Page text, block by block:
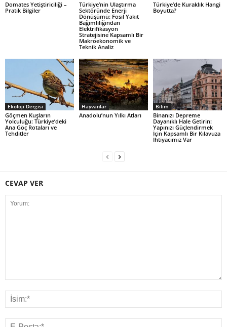
Domates Yetiştiriciliği –
Pratik Bilgiler
Türkiye’nin Ulaştırma
Sektöründe Enerji
Dönüşümü: Fosil Yakıt
Bağımlılığından
Elektrifikasyon
Stratejisine Kapsamlı Bir
Makroekonomik ve
Teknik Analiz
Türkiye’de Kuraklık Hangi
Boyutta?
Ekoloji Dergisi
Göçmen Kuşların
Yolculuğu: Türkiye’deki
Ana Göç Rotaları ve
Tehditler
Hayvanlar
Anadolu’nun Yılkı Atları
Bilim
Binanızı Depreme
Dayanıklı Hale Getirin:
Yapınızı Güçlendirmek
İçin Kapsamlı Bir Kılavuza
İhtiyacımız Var
CEVAP VER